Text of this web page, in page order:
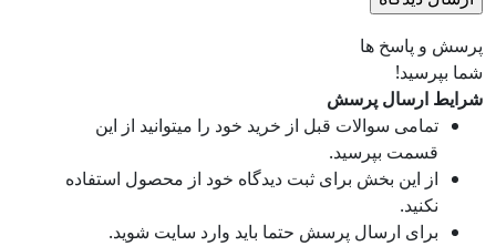
پرسش و پاسخ ها
شما بپرسید!
شرایط ارسال پرسش
تمامی سوالات قبل از خرید خود را میتوانید از این
قسمت بپرسید.
از این بخش برای ثبت دیدگاه خود از محصول استفاده
نکنید.
برای ارسال پرسش حتما باید وارد سایت شوید.